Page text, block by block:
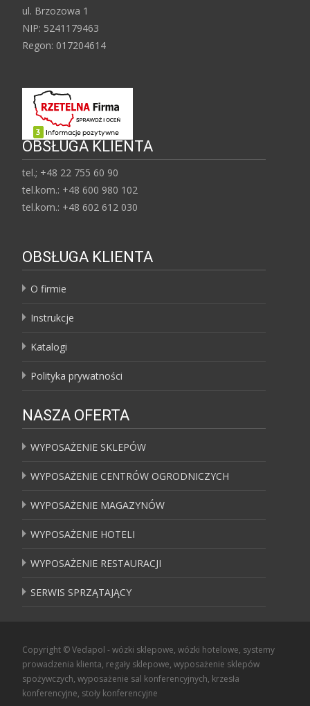
ul. Brzozowa 1
NIP: 5241179463
Regon: 017204614
OBSŁUGA KLIENTA
tel.; +48 22 755 60 90
tel.kom.: +48 600 980 102
tel.kom.: +48 602 612 030
OBSŁUGA KLIENTA
O firmie
Instrukcje
Katalogi
Polityka prywatności
NASZA OFERTA
WYPOSAŻENIE SKLEPÓW
WYPOSAŻENIE CENTRÓW OGRODNICZYCH
WYPOSAŻENIE MAGAZYNÓW
WYPOSAŻENIE HOTELI
WYPOSAŻENIE RESTAURACJI
SERWIS SPRZĄTAJĄCY
Copyright © Vedapol - wózki sklepowe, wózki hotelowe, systemy
prowadzenia klienta, regały sklepowe, wyposażenie sklepów
spożywczych, wyposażenie sal konferencyjnych, krzesła
konferencyjne, stoły konferencyjne